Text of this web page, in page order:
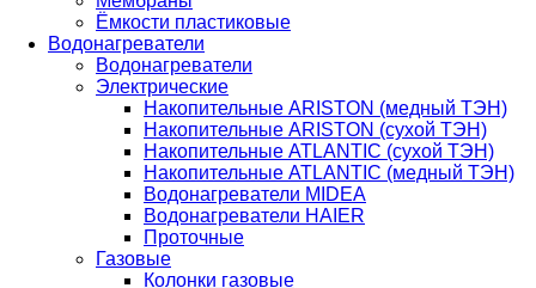
Ёмкости пластиковые
Водонагреватели
Водонагреватели
Электрические
Накопительные ARISTON (медный ТЭН)
Накопительные ARISTON (сухой ТЭН)
Накопительные ATLANTIC (сухой ТЭН)
Накопительные ATLANTIC (медный ТЭН)
Водонагреватели MIDEA
Водонагреватели HAIER
Проточные
Газовые
Колонки газовые